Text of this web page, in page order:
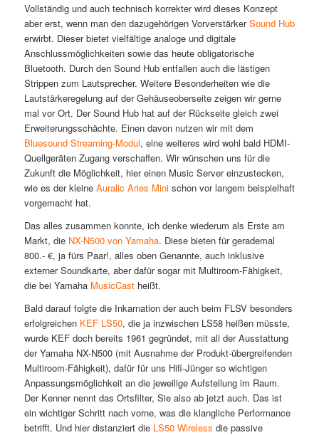
Vollständig und auch technisch korrekter wird dieses Konzept
aber erst, wenn man den dazugehörigen VorverstärkerSound Hub
erwirbt. Dieser bietet vielfältige analoge und digitale
Anschlussmöglichkeiten sowie das heute obligatorische
Bluetooth. Durch den Sound Hub entfallen auch die lästigen
Strippen zum Lautsprecher. Weitere Besonderheiten wie die
Lautstärkeregelung auf der Gehäuseoberseite zeigen wir gerne
mal vor Ort. Der Sound Hub hat auf der Rückseite gleich zwei
Erweiterungsschächte. Einen davon nutzen wir mit dem
Bluesound Streaming-Modul, eine weiteres wird wohl bald HDMI-
Quellgeräten Zugang verschaffen. Wir wünschen uns für die
Zukunft die Möglichkeit, hier einen Music Server einzustecken,
wie es der kleine Auralic Aries Minischon vor langem beispielhaft
vorgemacht hat.
Das alles zusammen konnte, ich denke wiederum als Erste am
Markt, die NX-N500 von Yamaha. Diese bieten für gerademal
800.- €, ja fürs Paar!, alles oben Genannte, auch inklusive
externer Soundkarte, aber dafür sogar mit Multiroom-Fähigkeit,
die bei Yamaha MusicCastheißt.
Bald darauf folgte die Inkarnation der auch beim FLSV besonders
erfolgreichen KEF LS50, die ja inzwischen LS58 heißen müsste,
wurde KEF doch bereits 1961 gegründet, mit all der Ausstattung
der Yamaha NX-N500 (mit Ausnahme der Produkt-übergreifenden
Multiroom-Fähigkeit), dafür für uns Hifi-Jünger so wichtigen
Anpassungsmöglichkeit an die jeweilige Aufstellung im Raum.
Der Kenner nennt das Ortsfilter, Sie also ab jetzt auch. Das ist
ein wichtiger Schritt nach vorne, was die klangliche Performance
betrifft. Und hier distanziert die LS50 Wireless die passive